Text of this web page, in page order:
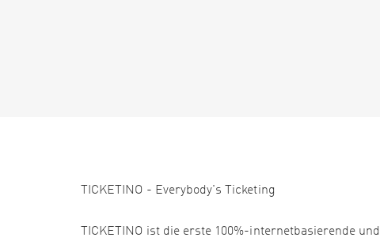
TICKETINO - Everybody's Ticketing
TICKETINO ist die erste 100%-internetbasierende